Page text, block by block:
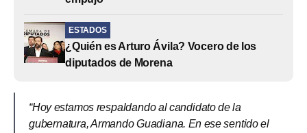
ESTADOS
¿Quién es Arturo Ávila? Vocero de los
diputados de Morena
“Hoy estamos respaldando al candidato de la
gubernatura, Armando Guadiana. En ese sentido el